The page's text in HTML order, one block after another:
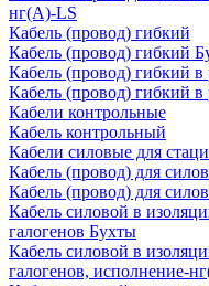
нг(А)-LS
Кабель (провод) гибкий
Кабель (провод) гибкий
Кабель (провод) гибкий в
Кабель (провод) гибкий
Кабели контрольные
Кабель контрольный
Кабели силовые для
Кабель (провод) для
Кабель (провод) для
Кабель силовой в
галогенов Бухты
Кабель силовой в
галогенов, исполнение-